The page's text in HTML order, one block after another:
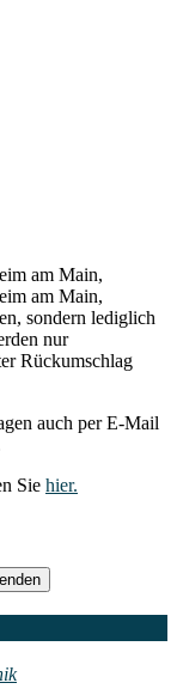
am Main,
am Main,
sondern lediglich
nur
Rückumschlag
auch per E-Mail
Sie hier.